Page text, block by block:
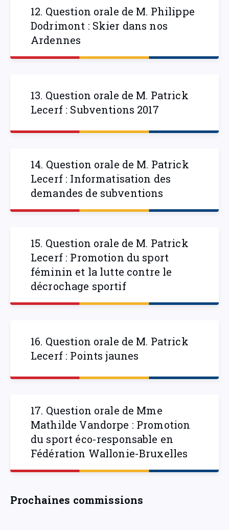
12. Question orale de M. Philippe
Dodrimont : Skier dans nos
Ardennes
13. Question orale de M. Patrick
Lecerf : Subventions 2017
14. Question orale de M. Patrick
Lecerf : Informatisation des
demandes de subventions
15. Question orale de M. Patrick
Lecerf : Promotion du sport
féminin et la lutte contre le
décrochage sportif
16. Question orale de M. Patrick
Lecerf : Points jaunes
17. Question orale de Mme
Mathilde Vandorpe : Promotion
du sport éco-responsable en
Fédération Wallonie-Bruxelles
Prochaines commissions